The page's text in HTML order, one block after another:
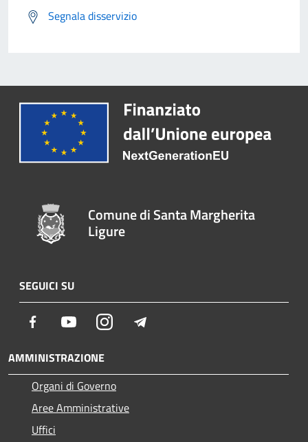
Segnala disservizio
Comune di Santa Margherita
Ligure
SEGUICI SU
Facebook YoutubeInstagram
AMMINISTRAZIONE
Organi di Governo
Aree Amministrative
Uffici